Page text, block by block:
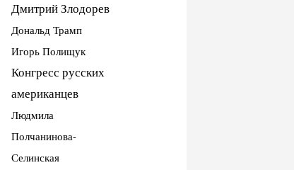
Дмитрий Злодорев
Дональд Трамп
Игорь Полищук
Конгресс русских
американцев
Людмила
Полчанинова-
Селинская